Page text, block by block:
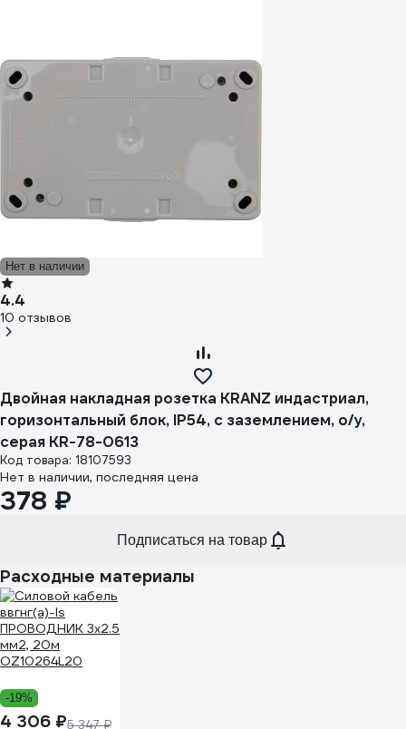
Нет в наличии
4.4
10 отзывов
Двойная накладная розетка KRANZ индастриал,
горизонтальный блок, IP54, с заземлением, о/у,
серая KR-78-0613
Код товара: 18107593
Нет в наличии, последняя цена
378 ₽
Подписаться на товар
Расходные материалы
-19%
4 306 ₽5 347 ₽